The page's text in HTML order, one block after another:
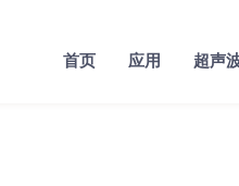
首页 应用 超声